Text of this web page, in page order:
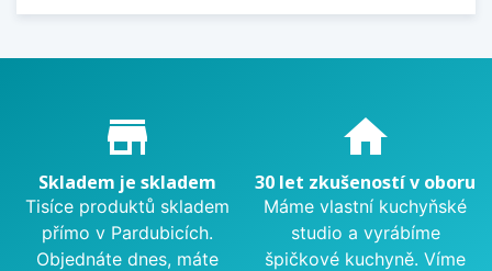
Proč nakupovat u nás?
store_mall_directory
Skladem je skladem
Tisíce produktů skladem
přímo v Pardubicích.
Objednáte dnes, máte
home
30 let zkušeností v oboru
Máme vlastní kuchyňské
studio a vyrábíme
špičkové kuchyně. Víme